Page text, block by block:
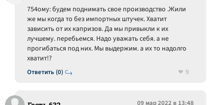
Ответить (0)
754ому: будем поднимать свое производство .Жили
же мы когда то без импортных штучек. Хватит
зависить от их капризов. Да мы привыкли к их
лучшему. перебьемся. Надо уважать себя. а не
прогибаться под них. Мы выдержим. а их то надолго
хватит!?
9
09 мар 2022 в 13:48